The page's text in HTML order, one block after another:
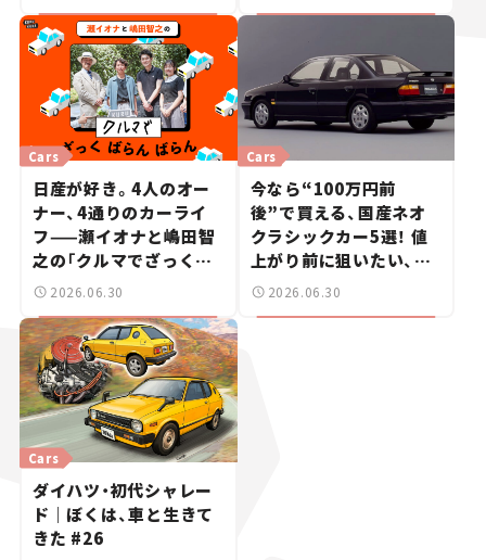
Cars
日産が好き。4人のオー
ナー、4通りのカーライ
フ——瀬イオナと嶋田智
之の「クルマでざっくば
らんばらん！」＃19
2026.06.30
Cars
今なら“100万円前
後”で買える、国産ネオ
クラシックカー5選！ 値
上がり前に狙いたい、中
古車探しをお手伝い――ちょ
2026.06.30
Cars
ダイハツ・初代シャレー
ド｜ぼくは、車と生きて
きた #26